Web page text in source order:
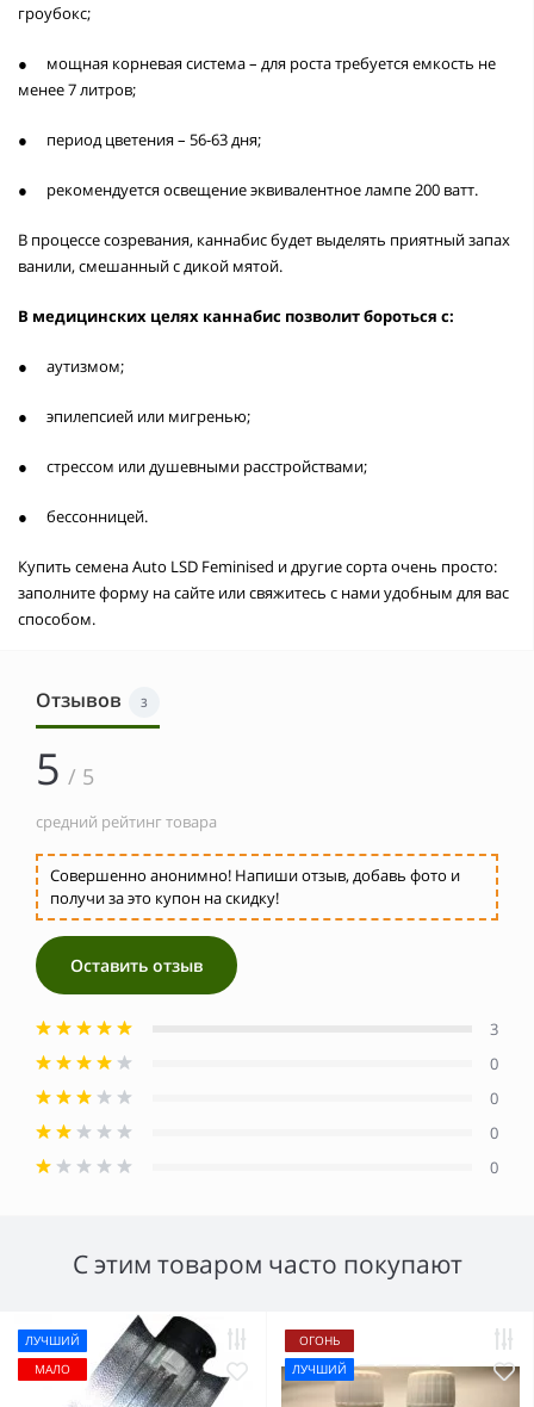
гроубокс;
●
мощная корневая система – для роста требуется емкость не
менее 7 литров;
● период цветения – 56-63 дня;
● рекомендуется освещение эквивалентное лампе 200 ватт.
В процессе созревания, каннабис будет выделять приятный запах
ванили, смешанный с дикой мятой.
В медицинских целях каннабис позволит бороться с:
● аутизмом;
● эпилепсией или мигренью;
● стрессом или душевными расстройствами;
● бессонницей.
Купить семена Auto LSD Feminised и другие сорта очень просто:
заполните форму на сайте или свяжитесь с нами удобным для вас
способом.
Отзывов 3
5 / 5
средний рейтинг товара
Совершенно анонимно! Напиши отзыв, добавь фото и
получи за это купон на скидку!
Оставить отзыв
3
0
0
0
0
С этим товаром часто покупают
ЛУЧШИЙ
МАЛО
ОГОНЬ
ЛУЧШИЙ